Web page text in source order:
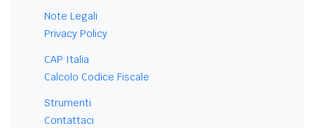
Note Legali
Privacy Policy
CAP Italia
Calcolo Codice Fiscale
Strumenti
Contattaci